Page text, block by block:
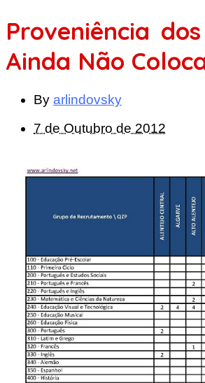
Proveniência
Ainda Não
By arlindovsky
7 de Outubro de 2012